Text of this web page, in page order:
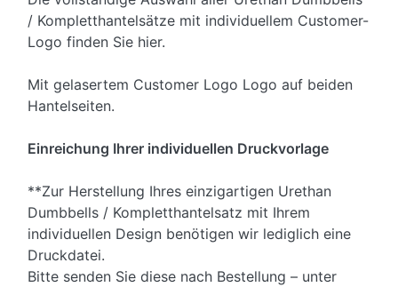
/ Kompletthantelsätze mit individuellem Customer-
Logo finden Sie hier.
Mit gelasertem Customer Logo Logo auf beiden
Hantelseiten.
Einreichung Ihrer individuellen Druckvorlage
**Zur Herstellung Ihres einzigartigen Urethan
Dumbbells / Kompletthantelsatz mit Ihrem
individuellen Design benötigen wir lediglich eine
Druckdatei.
Bitte senden Sie diese nach Bestellung – unter